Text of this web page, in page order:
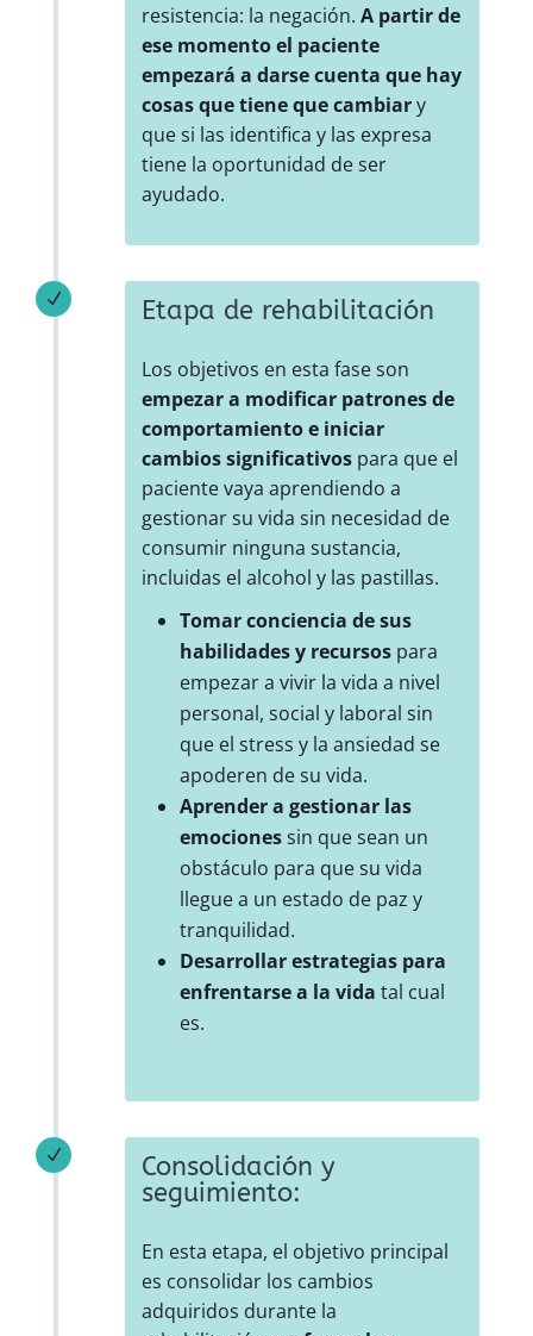
resistencia: la negación. A partir de
ese momento el paciente
empezará a darse cuenta que hay
cosas que tiene que cambiary
que si las identifica y las expresa
tiene la oportunidad de ser
ayudado.
N Etapa de rehabilitación
Los objetivos en esta fase son
empezar a modificar patrones de
comportamiento e iniciar
cambios significativospara que el
paciente vaya aprendiendo a
gestionar su vida sin necesidad de
consumir ninguna sustancia,
incluidas el alcohol y las pastillas.
Tomar conciencia de sus
habilidades y recursospara
empezar a vivir la vida a nivel
personal, social y laboral sin
que el stress y la ansiedad se
apoderen de su vida.
Aprender a gestionar las
emocionessin que sean un
obstáculo para que su vida
llegue a un estado de paz y
tranquilidad.
Desarrollar estrategias para
enfrentarse a la vida tal cual
es.
N
Consolidación y
seguimiento:
En esta etapa, el objetivo principal
es consolidar los cambios
adquiridos durante la